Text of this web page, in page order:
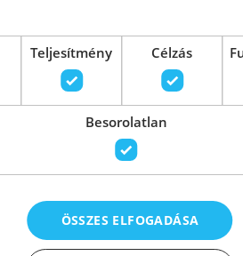
Raktáron
Teljesítmény Célzás
Besorolatlan
ÖSSZES ELFOGADÁSA